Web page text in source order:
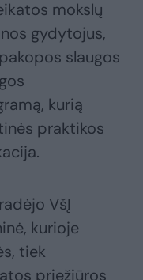
mokslų
gydytojus,
slaugos
kurią
praktikos
VšĮ
kurioje
tiek
priežiūros